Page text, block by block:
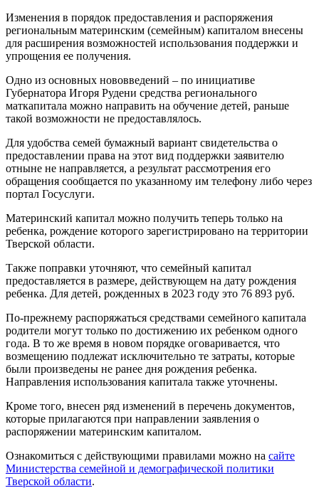
Изменения в порядок предоставления и распоряжения
региональным материнским (семейным) капиталом внесены
для расширения возможностей использования поддержки и
упрощения ее получения.
Одно из основных нововведений – по инициативе
Губернатора Игоря Рудени средства регионального
маткапитала можно направить на обучение детей, раньше
такой возможности не предоставлялось.
Для удобства семей бумажный вариант свидетельства о
предоставлении права на этот вид поддержки заявителю
отныне не направляется, а результат рассмотрения его
обращения сообщается по указанному им телефону либо через
портал Госуслуги.
Материнский капитал можно получить теперь только на
ребенка, рождение которого зарегистрировано на территории
Тверской области.
Также поправки уточняют, что семейный капитал
предоставляется в размере, действующем на дату рождения
ребенка. Для детей, рожденных в 2023 году это 76 893 руб.
По-прежнему распоряжаться средствами семейного капитала
родители могут только по достижению их ребенком одного
года. В то же время в новом порядке оговаривается, что
возмещению подлежат исключительно те затраты, которые
были произведены не ранее дня рождения ребенка.
Направления использования капитала также уточнены.
Кроме того, внесен ряд изменений в перечень документов,
которые прилагаются при направлении заявления о
распоряжении материнским капиталом.
Ознакомиться с действующими правилами можно на сайте
Министерства семейной и демографической политики
Тверской области.